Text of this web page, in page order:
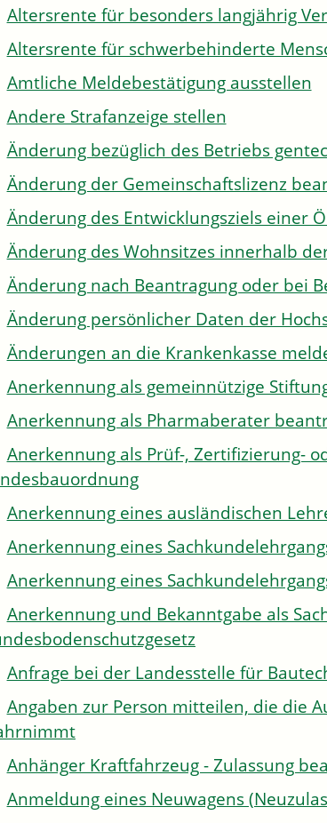
Altersrente für besonders langjährig
Altersrente für schwerbehinderte
Amtliche Meldebestätigung ausstellen
Andere Strafanzeige stellen
Änderung bezüglich des Betriebs
Änderung der Gemeinschaftslizenz
Änderung des Entwicklungsziels einer
Änderung des Wohnsitzes innerhalb
Änderung nach Beantragung oder bei
Änderung persönlicher Daten der
Änderungen an die Krankenkasse
Anerkennung als gemeinnützige
Anerkennung als Pharmaberater
Anerkennung als Prüf-, Zertifizierung-
Anerkennung eines ausländischen
Anerkennung eines
Anerkennung eines
Anerkennung und Bekanntgabe als
Anfrage bei der Landesstelle für
Angaben zur Person mitteilen, die die
Anhänger Kraftfahrzeug - Zulassung
Anmeldung eines Neuwagens